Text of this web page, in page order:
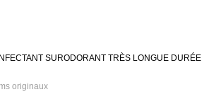
SURODORANT TRÈS LONGUE DURÉE
originaux